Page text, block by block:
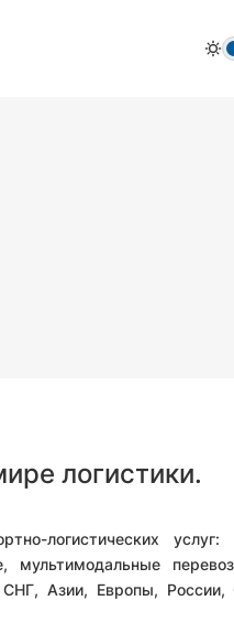
логистики.
логистических услуг:
мультимодальные
Азии, Европы,